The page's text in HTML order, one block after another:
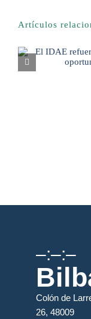
Artículos
–:–:–
Colón de
26, 48009